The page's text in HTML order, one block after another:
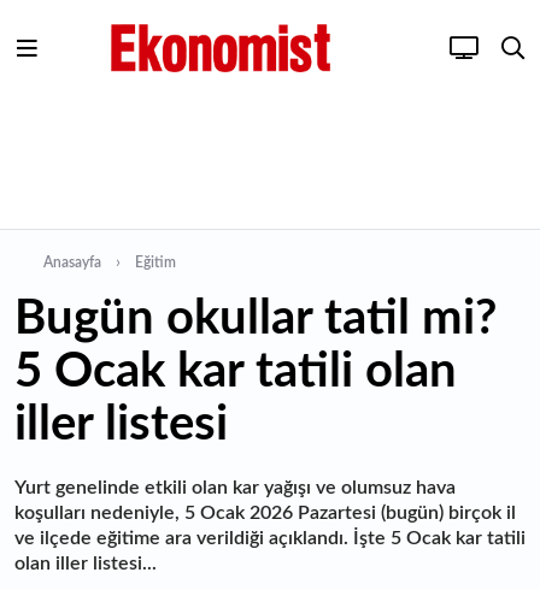
Anasayfa Eğitim
Bugün okullar tatil mi?
5 Ocak kar tatili olan
iller listesi
Yurt genelinde etkili olan kar yağışı ve olumsuz hava
koşulları nedeniyle, 5 Ocak 2026 Pazartesi (bugün) birçok il
ve ilçede eğitime ara verildiği açıklandı. İşte 5 Ocak kar tatili
olan iller listesi...